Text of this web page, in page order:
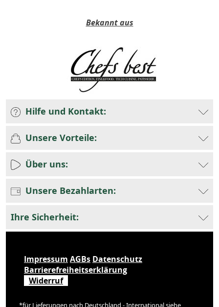
Bekannt aus
Hilfe und Kontakt:
Unsere Vorteile:
Über uns:
Unsere Bezahlarten:
Ihre Sicherheit:
Impressum AGBs Datenschutz
Barrierefreiheitserklärung
Widerruf
*für Lieferungen nach Deutschland - International siehe